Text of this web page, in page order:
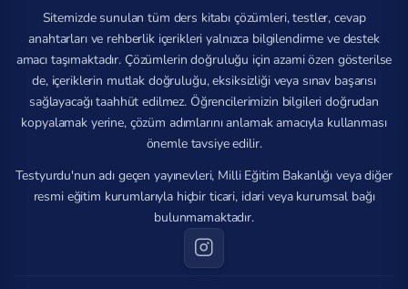
Sitemizde sunulan tüm ders kitabı çözümleri, testler, cevap
anahtarları ve rehberlik içerikleri yalnızca bilgilendirme ve destek
amacı taşımaktadır. Çözümlerin doğruluğu için azami özen gösterilse
de, içeriklerin mutlak doğruluğu, eksiksizliği veya sınav başarısı
sağlayacağı taahhüt edilmez. Öğrencilerimizin bilgileri doğrudan
kopyalamak yerine, çözüm adımlarını anlamak amacıyla kullanması
önemle tavsiye edilir.
Testyurdu'nun adı geçen yayınevleri, Milli Eğitim Bakanlığı veya diğer
resmi eğitim kurumlarıyla hiçbir ticari, idari veya kurumsal bağı
bulunmamaktadır.